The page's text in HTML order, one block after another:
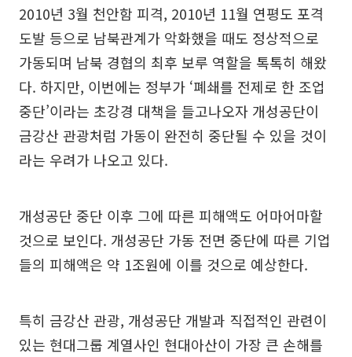
2010년 3월 천안함 피격, 2010년 11월 연평도 포격
도발 등으로 남북관계가 악화했을 때도 정상적으로
가동되며 남북 경협의 최후 보루 역할을 톡톡히 해왔
다. 하지만, 이번에는 정부가 ‘폐쇄를 전제로 한 조업
중단’이라는 초강경 대책을 들고나오자 개성공단이
금강산 관광처럼 가동이 완전히 중단될 수 있을 것이
라는 우려가 나오고 있다.
개성공단 중단 이후 그에 따른 피해액도 어마어마할
것으로 보인다. 개성공단 가동 전면 중단에 따른 기업
들의 피해액은 약 1조원에 이를 것으로 예상한다.
특히 금강산 관광, 개성공단 개발과 직접적인 관련이
있는 현대그룹 계열사인 현대아산이 가장 큰 손해를